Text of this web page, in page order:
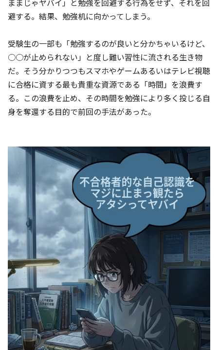
避する。結果、勉強机に向かってしまう。
受験生の一部も「勉強するのが良いと分かちゃいるけど、
○○が止められない」と度し難い習性に流される生き物
だ。そう分かりつつもスマホやゲームあるいはテレビ視聴
に合格に資する最も貴重な資源である「時間」を浪費す
る。この浪費を止め、その時間を勉強により多く投じる自
身を奪還する目的で前回の手法があった。